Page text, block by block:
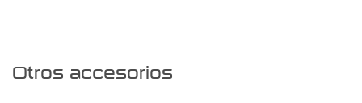
Otros accesorios